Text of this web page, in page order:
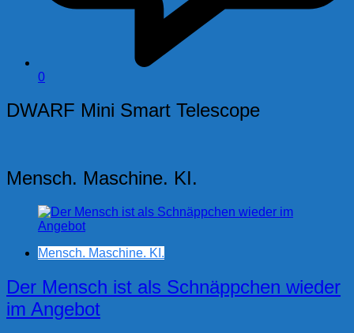
0
DWARF Mini Smart Telescope
Mensch. Maschine. KI.
Mensch. Maschine. KI.
Der Mensch ist als Schnäppchen wieder
im Angebot